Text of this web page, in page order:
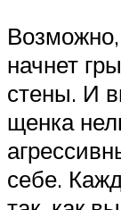
начнет
стены. И
щенка
себе.